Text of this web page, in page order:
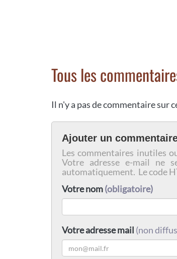
Tous les
Il n'y a pas de commentaire sur
Ajouter un
Les commentaires inutiles
Votre adresse e-mail ne
automatiquement. Le code
Votre nom(obligatoire)
Votre adresse mail (non